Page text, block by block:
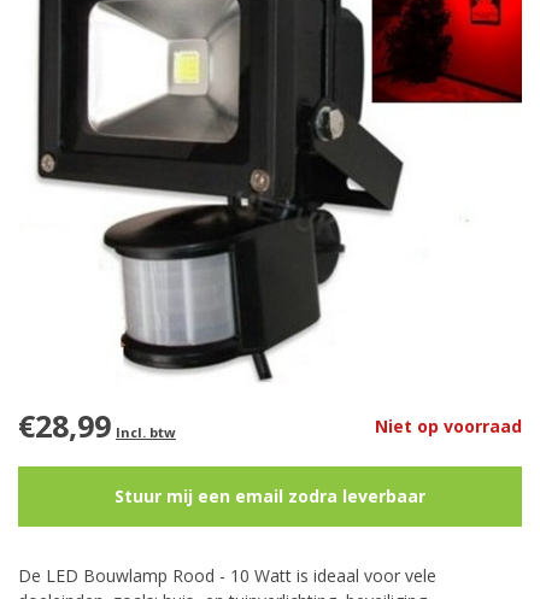
€28,99 Incl. btw Niet op voorraad
Stuur mij een email zodra leverbaar
De LED Bouwlamp Rood - 10 Watt is ideaal voor vele